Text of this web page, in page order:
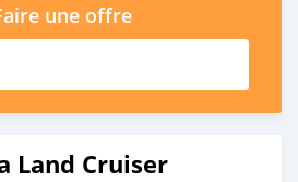
une offre
Land Cruiser